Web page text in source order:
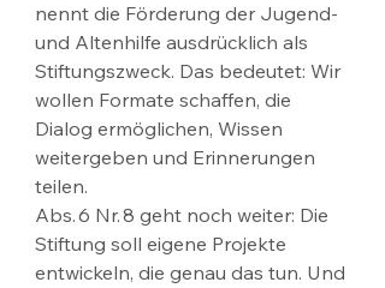
nennt die Förderung der Jugend-
und Altenhilfe ausdrücklich als
Stiftungszweck. Das bedeutet: Wir
wollen Formate schaffen, die
Dialog ermöglichen, Wissen
weitergeben und Erinnerungen
teilen.
Abs. 6 Nr. 8 geht noch weiter: Die
Stiftung soll eigene Projekte
entwickeln, die genau das tun. Und